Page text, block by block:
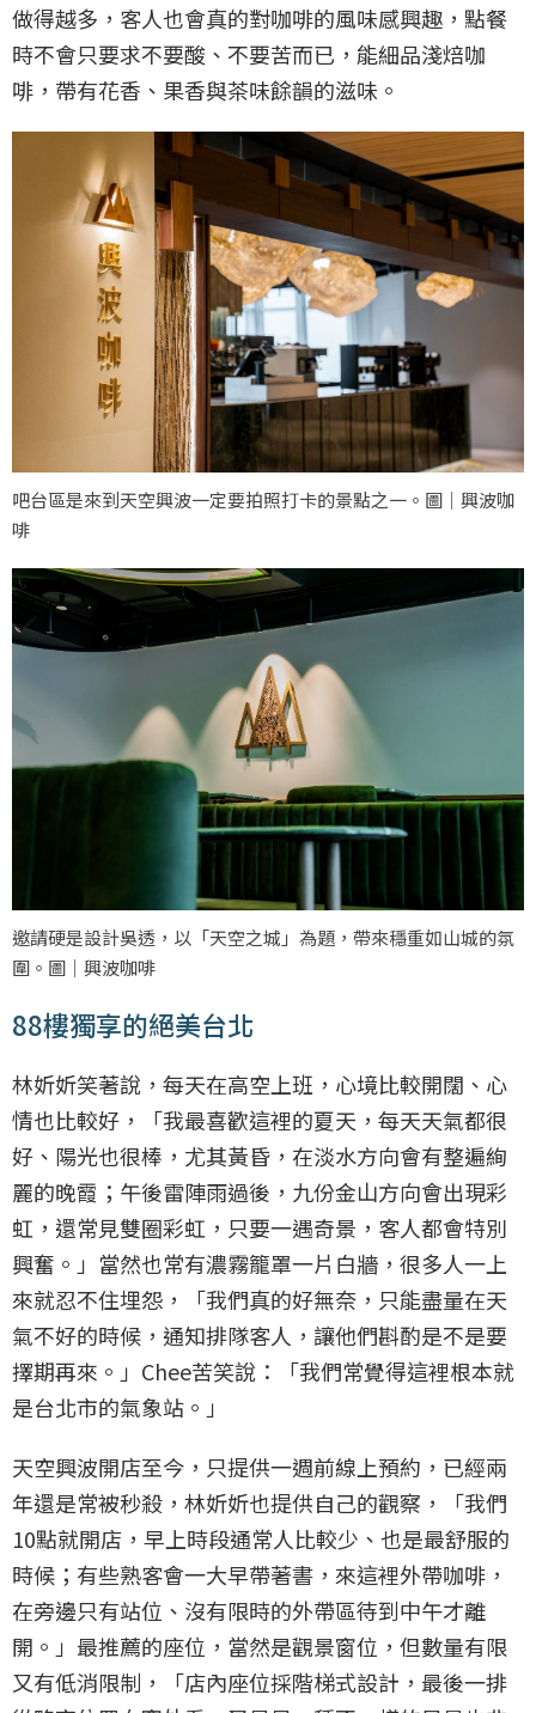
做得越多，客人也會真的對咖啡的風味感興趣，點餐
時不會只要求不要酸、不要苦而已，能細品淺焙咖
啡，帶有花香、果香與茶味餘韻的滋味。
吧台區是來到天空興波一定要拍照打卡的景點之一。圖｜興波咖
啡
邀請硬是設計吳透，以「天空之城」為題，帶來穩重如山城的氛
圍。圖｜興波咖啡
88樓獨享的絕美台北
林妡妡笑著說，每天在高空上班，心境比較開闊、心
情也比較好，「我最喜歡這裡的夏天，每天天氣都很
好、陽光也很棒，尤其黃昏，在淡水方向會有整遍絢
麗的晚霞；午後雷陣雨過後，九份金山方向會出現彩
虹，還常見雙圈彩虹，只要一遇奇景，客人都會特別
興奮。」當然也常有濃霧籠罩一片白牆，很多人一上
來就忍不住埋怨，「我們真的好無奈，只能盡量在天
氣不好的時候，通知排隊客人，讓他們斟酌是不是要
擇期再來。」Chee苦笑說：「我們常覺得這裡根本就
是台北市的氣象站。」
天空興波開店至今，只提供一週前線上預約，已經兩
年還是常被秒殺，林妡妡也提供自己的觀察，「我們
10點就開店，早上時段通常人比較少、也是最舒服的
時候；有些熟客會一大早帶著書，來這裡外帶咖啡，
在旁邊只有站位、沒有限時的外帶區待到中午才離
開。」最推薦的座位，當然是觀景窗位，但數量有限
又有低消限制，「店內座位採階梯式設計，最後一排